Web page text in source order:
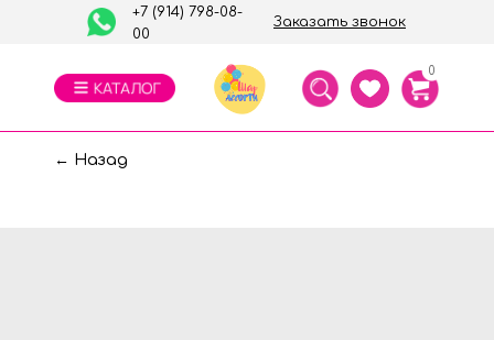
Заказать звонок
+7 (914) 798-08-
00
0
← Назад